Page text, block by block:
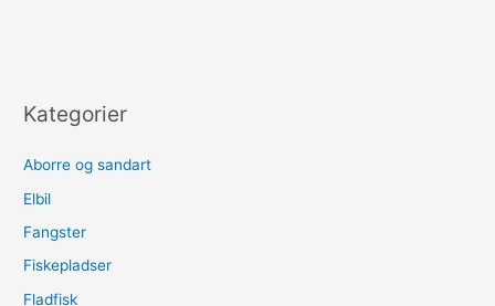
Kategorier
Aborre og sandart
Elbil
Fangster
Fiskepladser
Fladfisk